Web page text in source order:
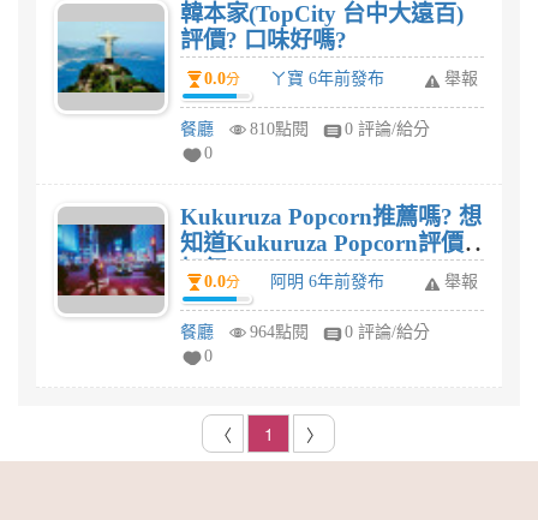
韓本家(TopCity 台中大遠百)
評價? 口味好嗎?
0.0分 ㄚ寶 6年前發布 舉報
餐廳 810點閱
0 評論/給分
0
Kukuruza Popcorn推薦嗎? 想
知道Kukuruza Popcorn評價
如何
0.0分 阿明 6年前發布 舉報
餐廳 964點閱
0 評論/給分
0
〈 1 〉